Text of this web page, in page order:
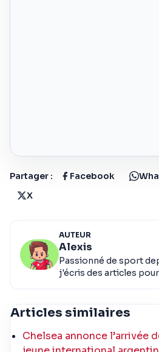
Partager : Facebook
X
AUTEUR
Alexis
Passionné de sport
j'écris des articles
Articles similaires
Chelsea annonce l’arrivée